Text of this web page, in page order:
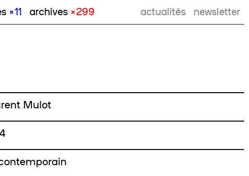
× 11 archives × 299 actualités newsletter
Mulot